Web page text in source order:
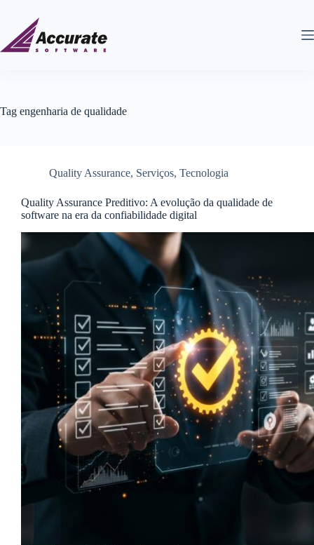
Tag engenharia de qualidade
Quality Assurance, Serviços, Tecnologia
Quality Assurance Preditivo: A evolução da qualidade de
software na era da confiabilidade digital